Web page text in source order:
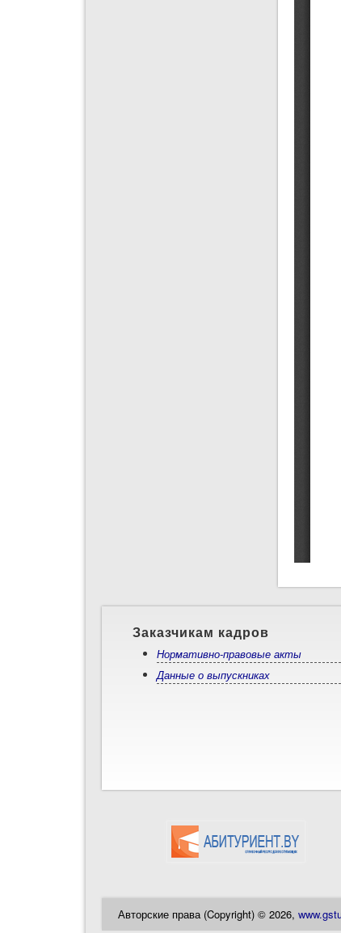
Заказчикам кадров
Нормативно-правовые акты
Данные о выпускниках
Авторские права (Copyright) © 2026,